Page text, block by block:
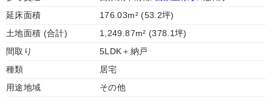
延床面積
176.03m² (53.2坪)
土地面積 (合計)
1,249.87m² (378.1坪)
間取り
5LDK＋納戸
種類
居宅
用途地域
その他